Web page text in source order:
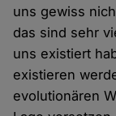
uns gewiss
das sind sehr
uns existiert
existieren
evolutionären